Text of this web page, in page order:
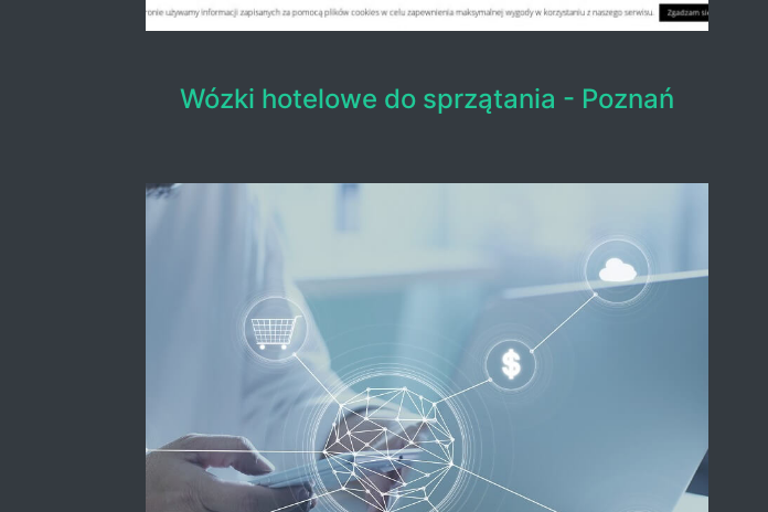
Wózki hotelowe do sprzątania - Poznań